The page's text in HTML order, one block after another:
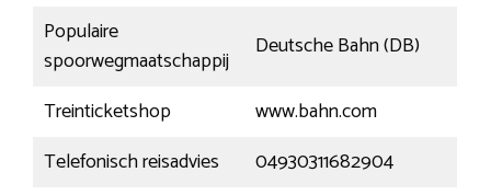
Populaire
spoorwegmaatschappij
Deutsche Bahn (DB)
Treinticketshop
www.bahn.com
Telefonisch reisadvies
04930311682904